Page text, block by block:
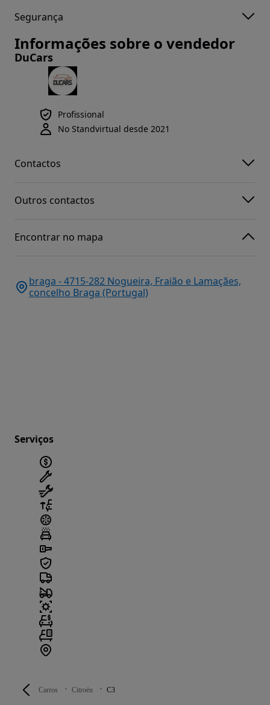
Carros Citroën C3
Segurança
Informações sobre o vendedor
DuCars
Profissional
No Standvirtual desde 2021
Contactos
Outros contactos
Encontrar no mapa
braga - 4715-282 Nogueira, Fraião e Lamaçães,
concelho Braga (Portugal)
Serviços